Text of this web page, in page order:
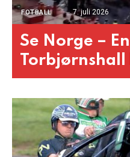
FOTBALL 7. juli 2026
Se Norge –
Torbjørnshall